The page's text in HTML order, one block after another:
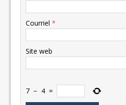
Courriel*
Site web
7 − 4 =